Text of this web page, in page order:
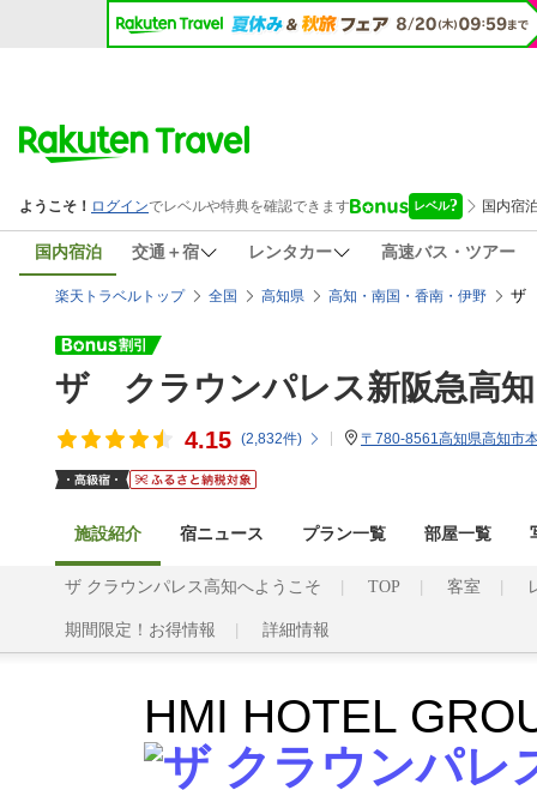
国内宿泊 交通＋宿 レンタカー 高速バス・ツアー
楽天トラベルトップ 全国 高知県 高知・南国・香南・伊野 ザ
ザ クラウンパレス新阪急高
4.15 (2,832件) 〒780-8561高知県高知市
施設紹介 宿ニュース プラン一覧 部屋一覧
ザ クラウンパレス高知へようこそ TOP 客室
期間限定！お得情報 詳細情報
HMI HOTEL